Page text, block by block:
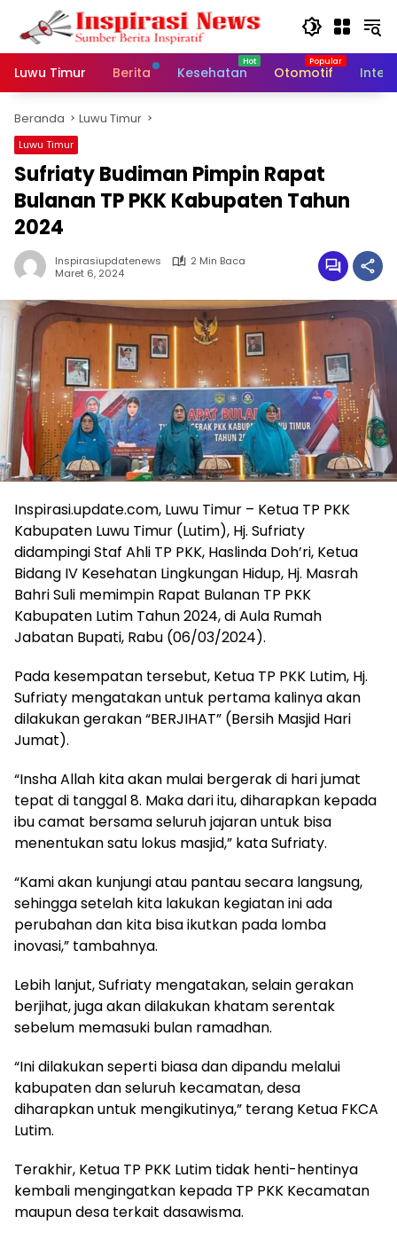
Langsung
konten
Luwu Timur
Berita Kesehatan Otomotif
Beranda Luwu Timur
Luwu Timur
Sufriaty Budiman Pimpin Rapat
Bulanan TP PKK Kabupaten Tahun
2024
Inspirasiupdatenews
2 Min Baca
Maret 6, 2024
Inspirasi.update.com, Luwu Timur – Ketua TP PKK
Kabupaten Luwu Timur (Lutim), Hj. Sufriaty
didampingi Staf Ahli TP PKK, Haslinda Doh’ri, Ketua
Bidang IV Kesehatan Lingkungan Hidup, Hj. Masrah
Bahri Suli memimpin Rapat Bulanan TP PKK
Kabupaten Lutim Tahun 2024, di Aula Rumah
Jabatan Bupati, Rabu (06/03/2024).
Pada kesempatan tersebut, Ketua TP PKK Lutim, Hj.
Sufriaty mengatakan untuk pertama kalinya akan
dilakukan gerakan “BERJIHAT” (Bersih Masjid Hari
Jumat).
“Insha Allah kita akan mulai bergerak di hari jumat
tepat di tanggal 8. Maka dari itu, diharapkan kepada
ibu camat bersama seluruh jajaran untuk bisa
menentukan satu lokus masjid,” kata Sufriaty.
“Kami akan kunjungi atau pantau secara langsung,
sehingga setelah kita lakukan kegiatan ini ada
perubahan dan kita bisa ikutkan pada lomba
inovasi,” tambahnya.
Lebih lanjut, Sufriaty mengatakan, selain gerakan
berjihat, juga akan dilakukan khatam serentak
sebelum memasuki bulan ramadhan.
“Ini dilakukan seperti biasa dan dipandu melalui
kabupaten dan seluruh kecamatan, desa
diharapkan untuk mengikutinya,” terang Ketua FKCA
Lutim.
Terakhir, Ketua TP PKK Lutim tidak henti-hentinya
kembali mengingatkan kepada TP PKK Kecamatan
maupun desa terkait dasawisma.